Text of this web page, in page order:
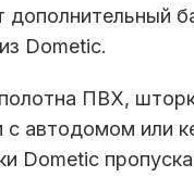
Dometic.
ПВХ,
автодомом или
Dometic